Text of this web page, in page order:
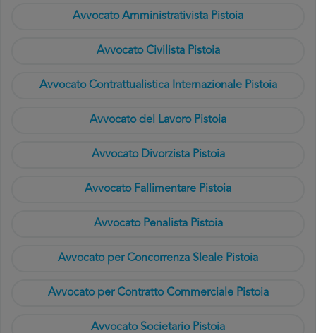
Avvocato Amministrativista Pistoia
Avvocato Civilista Pistoia
Avvocato Contrattualistica Internazionale Pistoia
Avvocato del Lavoro Pistoia
Avvocato Divorzista Pistoia
Avvocato Fallimentare Pistoia
Avvocato Penalista Pistoia
Avvocato per Concorrenza Sleale Pistoia
Avvocato per Contratto Commerciale Pistoia
Avvocato Societario Pistoia